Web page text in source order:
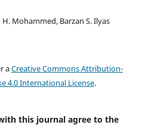
Mohammed, Barzan S. Ilyas
aCreative Commons Attribution-
4.0 International License.
this journal agree to the